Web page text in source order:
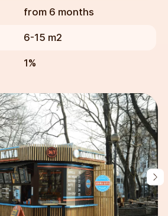
from 6 months
6-15 m2
1%